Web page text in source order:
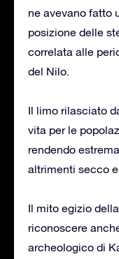
ne avevano fatto
posizione delle
correlata alle
del Nilo.
Il limo rilasciato
vita per le
rendendo
altrimenti secco
Il mito egizio
riconoscere
archeologico di